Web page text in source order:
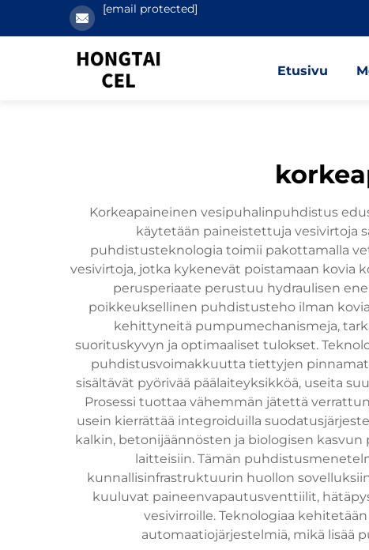
[email protected]
Etusivu
Korkeapaineinen vesipuhalinpuhdistus
käytetään paineistettuja vesivirtoja
puhdistusteknologia toimii pakottamalla
vesivirtoja, jotka kykenevät poistamaan kovia
perusperiaate perustuu hydraulisen
poikkeuksellinen puhdistusteho ilman
kehittyneitä pumpumechanismeja,
suorituskyvyn ja optimaaliset tulokset.
puhdistusvoimakkuutta tiettyjen
sisältävät pyörivää päälaiteyksikköä, useita
Prosessi tuottaa vähemmän jätettä
usein kierrättää integroiduilla
kalkin, betonijäännösten ja biologisen
laitteisiin. Tämän
kunnallisinfrastruktuurin huollon
kuuluvat paineenvapautusventtiilit,
vesivirroille. Teknologiaa
automaatiojärjestelmiä, mikä lisää